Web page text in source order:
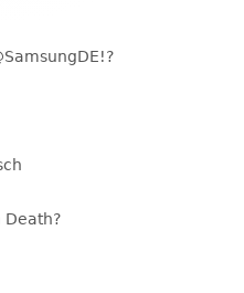
Death?